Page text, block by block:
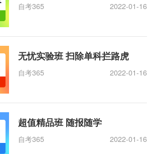
自考365 2022-01-16
无忧实验班 扫除单科拦路虎
自考365 2022-01-16
超值精品班 随报随学
自考365 2022-01-16